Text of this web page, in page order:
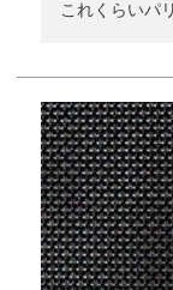
これくらいパ